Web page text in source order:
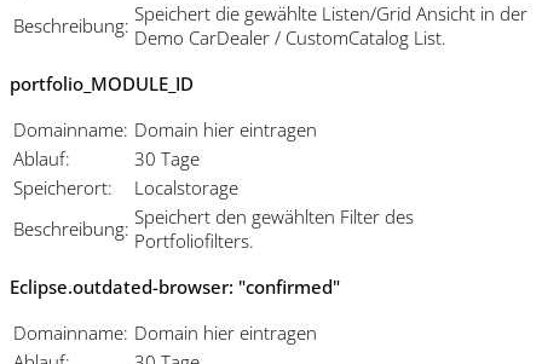
Beschreibung: Speichert die gewählte Listen/Grid Ansicht in der
Demo CarDealer / CustomCatalog List.
portfolio_MODULE_ID
Domainname: Domain hier eintragen
Ablauf:
30 Tage
Speicherort:
Localstorage
Beschreibung: Speichert den gewählten Filter des
Portfoliofilters.
Eclipse.outdated-browser: "confirmed"
Domainname: Domain hier eintragen